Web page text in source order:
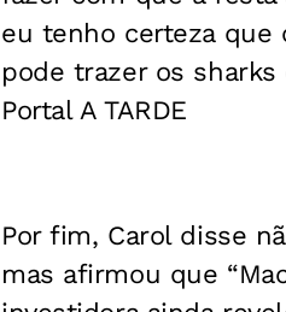
eu tenho certeza que
pode trazer os
Portal A TARDE
Por fim, Carol disse
mas afirmou que